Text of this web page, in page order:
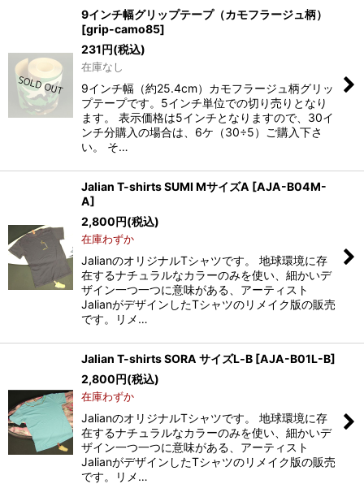
9インチ幅グリップテープ（カモフラージュ柄）
[grip-camo85]
231円(税込)
在庫なし
9インチ幅（約25.4cm）カモフラージュ柄グリッ
プテープです。5インチ単位での切り売りとなり
ます。 表示価格は5インチとなりますので、30イ
ンチ分購入の場合は、6ケ（30÷5）ご購入下さ
い。 そ…
Jalian T-shirts SUMI MサイズA [AJA-B04M-
A]
2,800円(税込)
在庫わずか
JalianのオリジナルTシャツです。 地球環境に存
在するナチュラルなカラーのみを使い、細かいデ
ザイン一つ一つに意味がある、アーティスト
JalianがデザインしたTシャツのリメイク版の販売
です。リメ…
Jalian T-shirts SORA サイズL‐B [AJA-B01L-B]
2,800円(税込)
在庫わずか
JalianのオリジナルTシャツです。 地球環境に存
在するナチュラルなカラーのみを使い、細かいデ
ザイン一つ一つに意味がある、アーティスト
JalianがデザインしたTシャツのリメイク版の販売
です。リメ…